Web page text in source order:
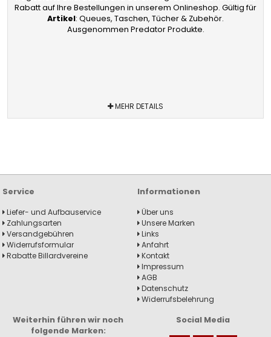
Rabatt auf Ihre Bestellungen in unserem Onlineshop. Gültig für
Artikel: Queues, Taschen, Tücher & Zubehör.
Ausgenommen Predator Produkte.
MEHR DETAILS
Service
Liefer- und Aufbauservice
Zahlungsarten
Versandgebühren
Widerrufsformular
Rabatte Billardvereine
Informationen
Über uns
Unsere Marken
Links
Anfahrt
Kontakt
Impressum
AGB
Datenschutz
Widerrufsbelehrung
Weiterhin führen wir noch
folgende Marken:
Social Media